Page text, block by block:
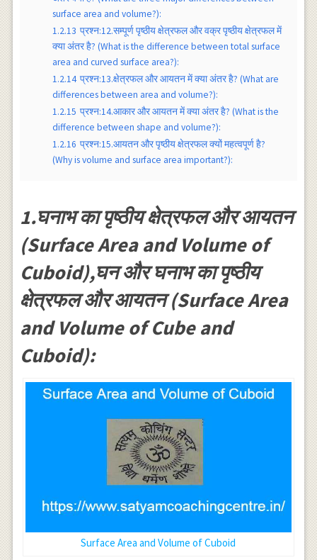
surface area and volume?):
1.2.13 प्रश्न:12.सम्पूर्ण पृष्ठीय क्षेत्रफल और वक्र पृष्ठीय क्षेत्रफल में
क्या अंतर है? (What is the difference between total surface
area and curved surface area?):
1.2.14 प्रश्न:13.क्षेत्रफल और आयतन में क्या अंतर है? (What are
differences between area and volume?):
1.2.15 प्रश्न:14.आकार और आयतन में क्या अंतर है? (What is the
difference between shape and volume?):
1.2.16 प्रश्न:15.आयतन और पृष्ठीय क्षेत्रफल क्यों महत्वपूर्ण है?
(Why is volume and surface area important?):
1.घनाभ का पृष्ठीय क्षेत्रफल और आयतन
(Surface Area and Volume of
Cuboid),घन और घनाभ का पृष्ठीय
क्षेत्रफल और आयतन (Surface Area
and Volume of Cube and
Cuboid):
Surface Area and Volume of Cuboid